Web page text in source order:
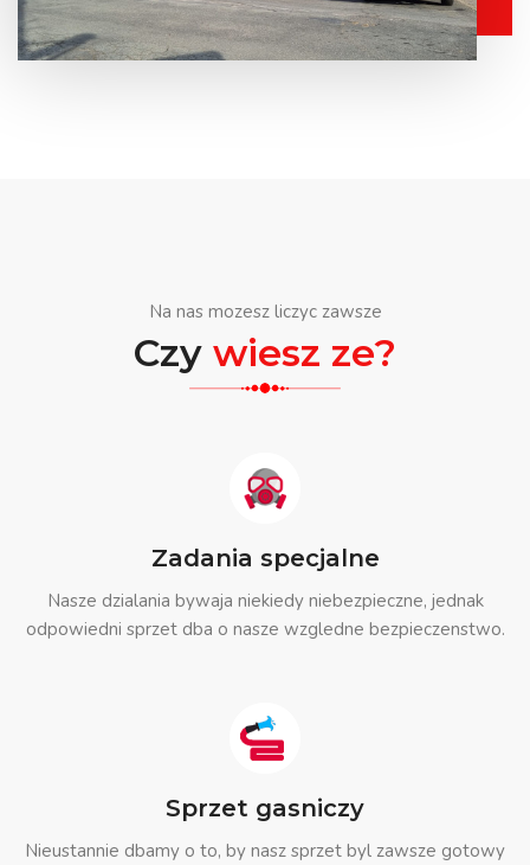
Na nas mozesz liczyc zawsze
Czy wiesz ze?
Zadania specjalne
Nasze dzialania bywaja niekiedy niebezpieczne, jednak
odpowiedni sprzet dba o nasze wzgledne bezpieczenstwo.
Sprzet gasniczy
Nieustannie dbamy o to, by nasz sprzet byl zawsze gotowy